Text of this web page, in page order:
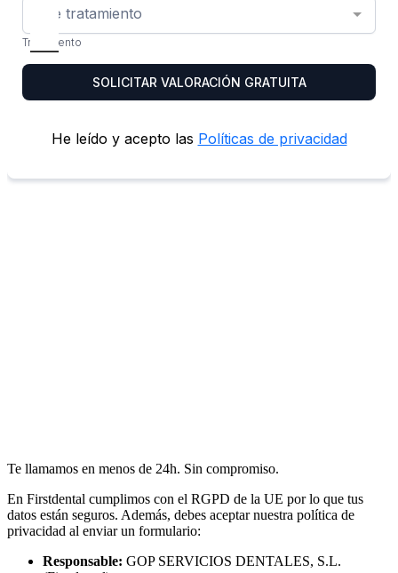
Te llamamos en menos de 24h. Sin compromiso.
En Firstdental cumplimos con el RGPD de la UE por lo que tus
datos están seguros. Además, debes aceptar nuestra política de
privacidad al enviar un formulario:
Responsable: GOP SERVICIOS DENTALES, S.L.